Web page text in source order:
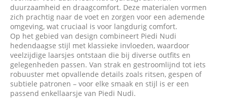
duurzaamheid en draagcomfort. Deze materialen vormen
zich prachtig naar de voet en zorgen voor een ademende
omgeving, wat cruciaal is voor langdurig comfort.
Op het gebied van design combineert Piedi Nudi
hedendaagse stijl met klassieke invloeden, waardoor
veelzijdige laarsjes ontstaan die bij diverse outfits en
gelegenheden passen. Van strak en gestroomlijnd tot iets
robuuster met opvallende details zoals ritsen, gespen of
subtiele patronen – voor elke smaak en stijl is er een
passend enkellaarsje van Piedi Nudi.